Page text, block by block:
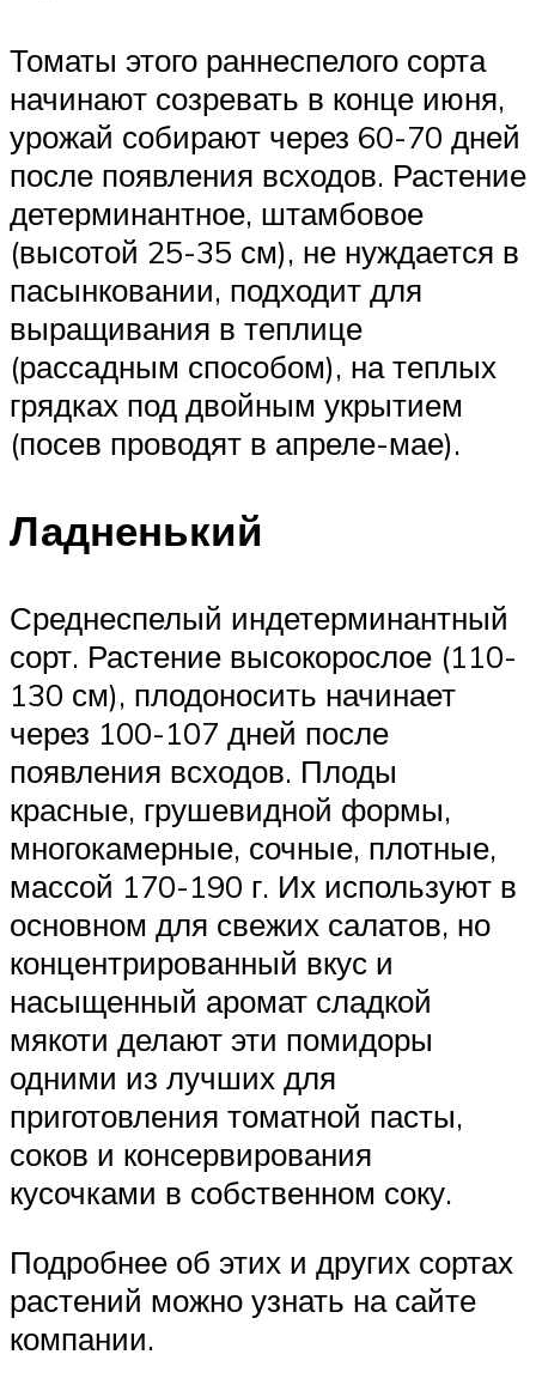
Томаты этого раннеспелого сорта
начинают созревать в конце июня,
урожай собирают через 60-70 дней
после появления всходов. Растение
детерминантное, штамбовое
(высотой 25-35 см), не нуждается в
пасынковании, подходит для
выращивания в теплице
(рассадным способом), на теплых
грядках под двойным укрытием
(посев проводят в апреле-мае).
Ладненький
Среднеспелый индетерминантный
сорт. Растение высокорослое (110-
130 см), плодоносить начинает
через 100-107 дней после
появления всходов. Плоды
красные, грушевидной формы,
многокамерные, сочные, плотные,
массой 170-190 г. Их используют в
основном для свежих салатов, но
концентрированный вкус и
насыщенный аромат сладкой
мякоти делают эти помидоры
одними из лучших для
приготовления томатной пасты,
соков и консервирования
кусочками в собственном соку.
Подробнее об этих и других сортах
растений можно узнать на сайте
компании.